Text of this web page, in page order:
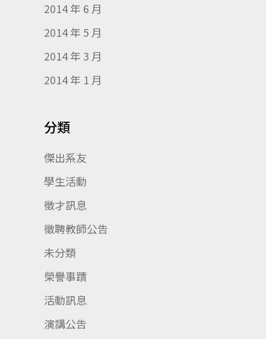
2014 年 6 月
2014 年 5 月
2014 年 3 月
2014 年 1 月
分類
傑出系友
學生活動
徵才訊息
徵聘教師公告
未分類
榮譽事蹟
活動訊息
演講公告